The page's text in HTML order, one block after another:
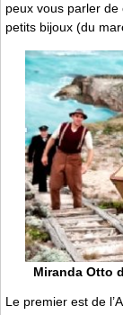
peux vous parler
petits bijoux (du
Miranda Otto
Le premier est de